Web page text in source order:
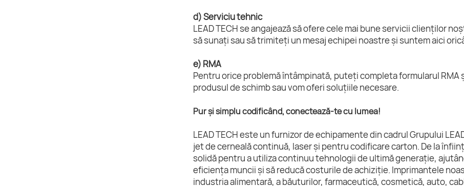
d) Serviciu tehnic
LEAD TECH se angajează să ofere cele mai bune servicii clienților
să sunați sau să trimiteți un mesaj echipei noastre și suntem aici
e) RMA
Pentru orice problemă întâmpinată, puteți completa formularul RMA
produsul de schimb sau vom oferi soluțiile necesare.
Pur și simplu codificând, conectează-te cu lumea!
LEAD TECH este un furnizor de echipamente din cadrul Grupului
jet de cerneală continuă, laser și pentru codificare carton. De la
solidă pentru a utiliza continuu tehnologii de ultimă generație,
eficiența muncii și să reducă costurile de achiziție. Imprimantele
industria alimentară, a băuturilor, farmaceutică, cosmetică, auto,